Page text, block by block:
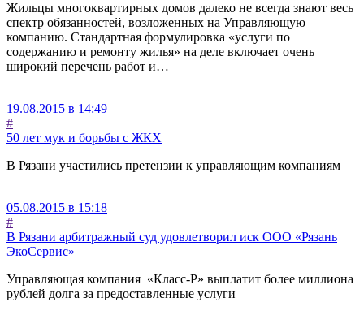
Жильцы многоквартирных домов далеко не всегда знают весь
спектр обязанностей, возложенных на Управляющую
компанию. Стандартная формулировка «услуги по
содержанию и ремонту жилья» на деле включает очень
широкий перечень работ и…
19.08.2015 в 14:49
#
50 лет мук и борьбы с ЖКХ
В Рязани участились претензии к управляющим компаниям
05.08.2015 в 15:18
#
В Рязани арбитражный суд удовлетворил иск ООО «Рязань
ЭкоСервис»
Управляющая компания «Класс-Р» выплатит более миллиона
рублей долга за предоставленные услуги